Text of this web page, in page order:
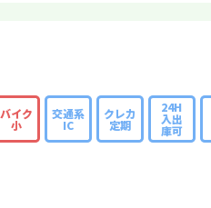
バイク
小
交通系
IC
クレカ
定期
24H
入出
庫可